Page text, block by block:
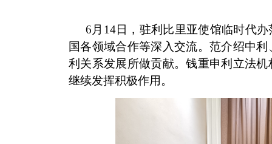
6月14日，驻利比里亚使馆临时代
国各领域合作等深入交流。范介绍中
利关系发展所做贡献。钱重申利立法
继续发挥积极作用。